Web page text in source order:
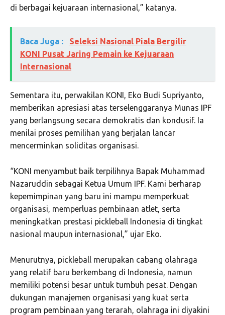
di berbagai kejuaraan internasional,” katanya.
Baca Juga :
Seleksi Nasional Piala Bergilir
KONI Pusat Jaring Pemain ke Kejuaraan
Internasional
Sementara itu, perwakilan KONI, Eko Budi Supriyanto,
memberikan apresiasi atas terselenggaranya Munas IPF
yang berlangsung secara demokratis dan kondusif. Ia
menilai proses pemilihan yang berjalan lancar
mencerminkan soliditas organisasi.
“KONI menyambut baik terpilihnya Bapak Muhammad
Nazaruddin sebagai Ketua Umum IPF. Kami berharap
kepemimpinan yang baru ini mampu memperkuat
organisasi, memperluas pembinaan atlet, serta
meningkatkan prestasi pickleball Indonesia di tingkat
nasional maupun internasional,” ujar Eko.
Menurutnya, pickleball merupakan cabang olahraga
yang relatif baru berkembang di Indonesia, namun
memiliki potensi besar untuk tumbuh pesat. Dengan
dukungan manajemen organisasi yang kuat serta
program pembinaan yang terarah, olahraga ini diyakini